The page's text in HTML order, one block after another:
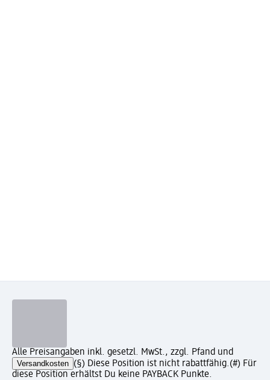
Alle Preisangaben inkl. gesetzl. MwSt., zzgl. Pfand und
Versandkosten (§) Diese Position ist nicht rabattfähig.(#) Für
diese Position erhältst Du keine PAYBACK Punkte.